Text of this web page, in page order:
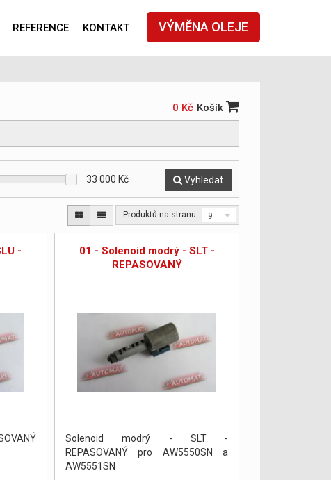
VÝMĚNA OLEJE
REFERENCE KONTAKT
0 Kč Košík
33 000 Kč Vyhledat
Produktů na stranu 9
-
01 - Solenoid modrý - SLT -
REPASOVANÝ
Solenoid modrý - SLT -
REPASOVANÝ pro AW5550SN a
AW5551SN